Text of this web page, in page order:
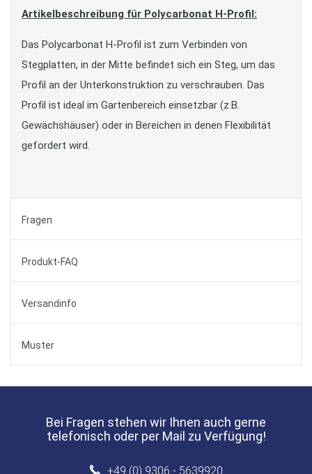
Artikelbeschreibung für Polycarbonat H-Profil:
Das Polycarbonat H-Profil ist zum Verbinden von
Stegplatten, in der Mitte befindet sich ein Steg, um das
Profil an der Unterkonstruktion zu verschrauben. Das
Profil ist ideal im Gartenbereich einsetzbar (z.B.
Gewächshäuser) oder in Bereichen in denen Flexibilität
gefordert wird.
Fragen
Produkt-FAQ
Versandinfo
Muster
Bei Fragen stehen wir Ihnen auch gerne
telefonisch oder per Mail zu Verfügung!
+49 (0) 9306 - 5639920